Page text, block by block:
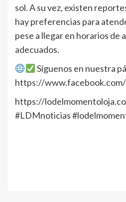
sol. A su vez, existen
hay preferencias para
pese a llegar en horarios de
adecuados.
Síguenos en nuestra
https://
https://
#LDMnoticias